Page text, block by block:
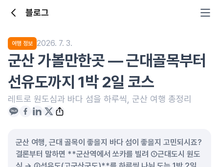
블로그
여행 정보 2026. 7. 3.
군산 가볼만한곳 — 근대골목부터
선유도까지 1박 2일 코스
레트로 원도심과 바다 섬을 하루씩, 군산 여행 총정리
군산 여행, 근대 골목이 좋을지 바다 섬이 좋을지 고민되시죠?
결론부터 말하면 **군산역에서 쏘카를 빌려 ①근대도시 원도